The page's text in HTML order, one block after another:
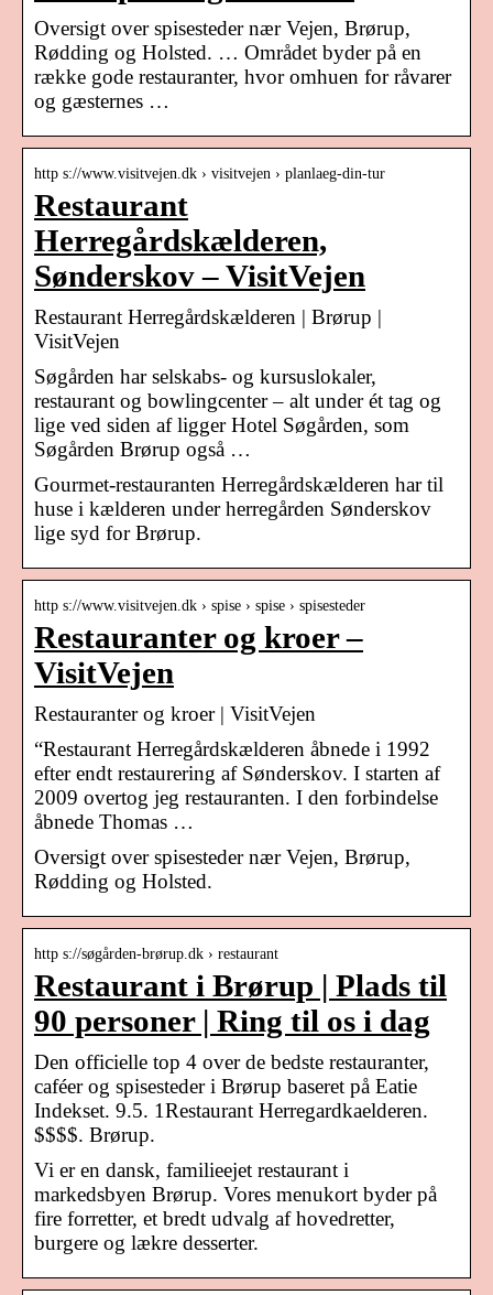
Oversigt over spisesteder nær Vejen, Brørup,
Rødding og Holsted. … Området byder på en
række gode restauranter, hvor omhuen for råvarer
og gæsternes …
http s://www.visitvejen.dk › visitvejen › planlaeg-din-tur
Restaurant
Herregårdskælderen,
Sønderskov – VisitVejen
Restaurant Herregårdskælderen | Brørup |
VisitVejen
Søgården har selskabs- og kursuslokaler,
restaurant og bowlingcenter – alt under ét tag og
lige ved siden af ligger Hotel Søgården, som
Søgården Brørup også …
Gourmet-restauranten Herregårdskælderen har til
huse i kælderen under herregården Sønderskov
lige syd for Brørup.
http s://www.visitvejen.dk › spise › spise › spisesteder
Restauranter og kroer –
VisitVejen
Restauranter og kroer | VisitVejen
“Restaurant Herregårdskælderen åbnede i 1992
efter endt restaurering af Sønderskov. I starten af
2009 overtog jeg restauranten. I den forbindelse
åbnede Thomas …
Oversigt over spisesteder nær Vejen, Brørup,
Rødding og Holsted.
http s://søgården-brørup.dk › restaurant
Restaurant i Brørup | Plads til
90 personer | Ring til os i dag
Den officielle top 4 over de bedste restauranter,
caféer og spisesteder i Brørup baseret på Eatie
Indekset. 9.5. 1Restaurant Herregardkaelderen.
$$$$. Brørup.
Vi er en dansk, familieejet restaurant i
markedsbyen Brørup. Vores menukort byder på
fire forretter, et bredt udvalg af hovedretter,
burgere og lækre desserter.